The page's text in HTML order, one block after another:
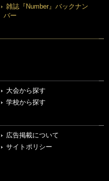
雑誌『Number』バックナン
バー
大会から探す
学校から探す
広告掲載について
サイトポリシー